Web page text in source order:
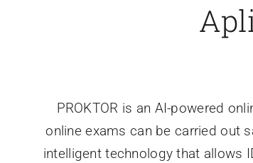
PROKTOR is an AI-powered
online exams can be carried out
intelligent technology that allows